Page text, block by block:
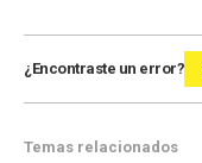
¿Encontraste un error?
Temas relacionados